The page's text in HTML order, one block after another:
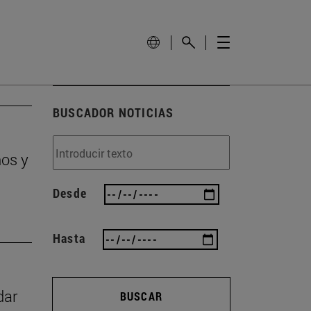
y
BUSCADOR NOTICIAS
Desde
Hasta
BUSCAR